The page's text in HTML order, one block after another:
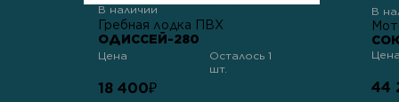
В наличии
Гребная лодка ПВХ
ОДИССЕЙ-280
Цена
Осталось 1
шт.
18 400₽
В
Цена
44